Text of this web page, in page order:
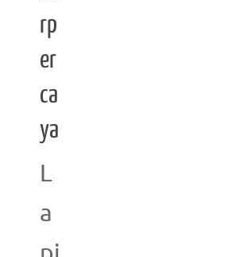
rp
er
ca
ya
L
a